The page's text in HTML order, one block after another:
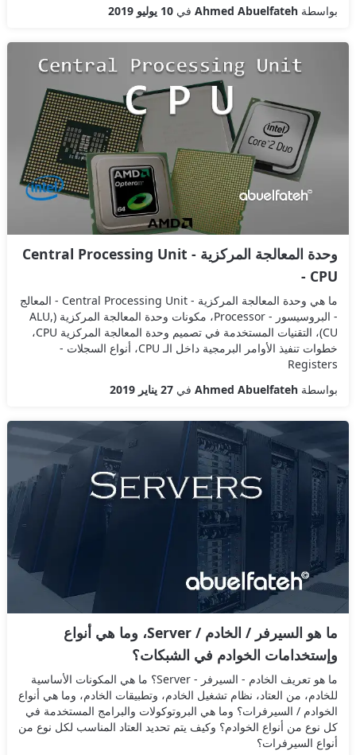
بواسطة Ahmed Abuelfatehفي 10 يوليو 2019
وحدة المعالجة المركزية - Central Processing Unit
- CPU
بواسطة Ahmed Abuelfatehفي 27 يناير 2019
ما هي وحدة المعالجة المركزية - Central Processing Unit - المعالج
- البروسيسور - Processor، مكونات وحدة المعالجة المركزية (ALU,
CU)، التقنيات المستخدمة في تصميم وحدة المعالجة المركزية CPU،
خطوات تنفيذ الأوامر البرمجية داخل الـ CPU، أنواع السجلات -
Registers
ما هو السيرفر / الخادم / Server، وما هي أنواع
وإستخدامات الخوادم في الشبكات؟
ما هو تعريف الخادم - السيرفر - Server؟ ما هي المكونات الأساسية
للخادم، من العتاد، نظام تشغيل الخادم، وتطبيقات الخادم، وما هي أنواع
الخوادم / السيرفرات؟ وما هي البروتوكولات والبرامج المستخدمة في
كل نوع من أنواع الخوادم؟ وكيف يتم تحديد العتاد المناسب لكل نوع من
أنواع السيرفرات؟